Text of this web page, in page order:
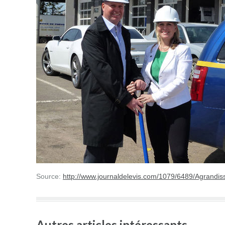
Source: http://www.journaldelevis.com/1079/6489/